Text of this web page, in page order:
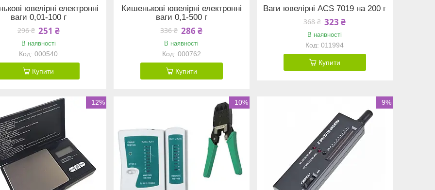
ювелірні електронні
ваги 0,01-100 г
296 ₴ 251 ₴
В наявності
000540
Купити
Кишенькові ювелірні електронні
ваги 0,1-500 г
336 ₴ 286 ₴
В наявності
000762
Купити
Ваги ювелірні ACS 7019 на 200 г
368 ₴ 323 ₴
В наявності
011994
Купити
–12% –10% –9%